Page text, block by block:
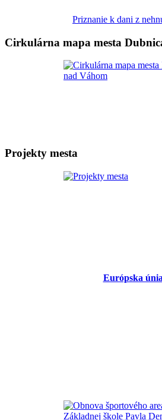
Priznanie k dani z
Cirkulárna mapa mesta
Projekty mesta
Európska únia